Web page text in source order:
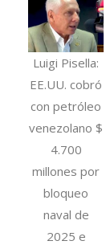
Luigi Pisella:
EE.UU. cobró
con petróleo
venezolano $
4.700
millones por
bloqueo
naval de
2025 e